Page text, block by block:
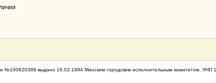
выдано 16.02.1994 Минским городским исполнительным комитетом. УНП